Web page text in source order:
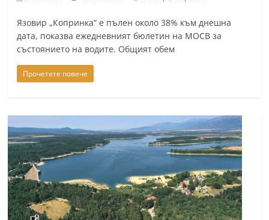
Язовир „Копринка“ е пълен около 38% към днешна
дата, показва ежедневният бюлетин на МОСВ за
състоянието на водите. Общият обем
Прочетете повече